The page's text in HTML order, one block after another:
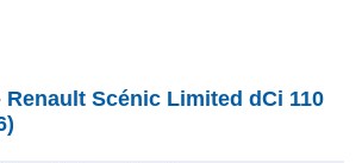
Renault Scénic Limited dCi 110